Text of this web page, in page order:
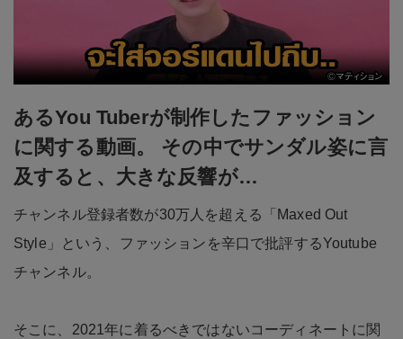
あるYou Tuberが制作したファッション
に関する動画。 その中でサンダル姿に言
及すると、大きな反響が…
チャンネル登録者数が30万人を超える「Maxed Out
Style」という、ファッションを辛口で批評するYoutube
チャンネル。
そこに、2021年に着るべきではないコーディネートに関